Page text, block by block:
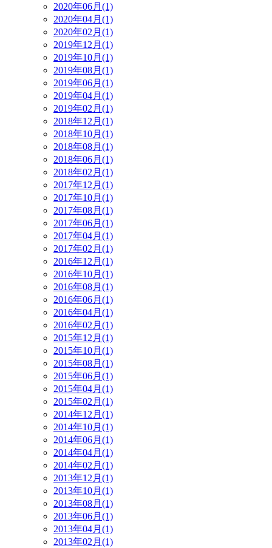
2020年06月(1)
2020年04月(1)
2020年02月(1)
2019年12月(1)
2019年10月(1)
2019年08月(1)
2019年06月(1)
2019年04月(1)
2019年02月(1)
2018年12月(1)
2018年10月(1)
2018年08月(1)
2018年06月(1)
2018年02月(1)
2017年12月(1)
2017年10月(1)
2017年08月(1)
2017年06月(1)
2017年04月(1)
2017年02月(1)
2016年12月(1)
2016年10月(1)
2016年08月(1)
2016年06月(1)
2016年04月(1)
2016年02月(1)
2015年12月(1)
2015年10月(1)
2015年08月(1)
2015年06月(1)
2015年04月(1)
2015年02月(1)
2014年12月(1)
2014年10月(1)
2014年06月(1)
2014年04月(1)
2014年02月(1)
2013年12月(1)
2013年10月(1)
2013年08月(1)
2013年06月(1)
2013年04月(1)
2013年02月(1)